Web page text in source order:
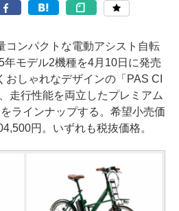
ンパクトな電動アシスト自転
年モデル2機種を4月10日に発売
しゃれなデザインの「PAS CI
走行性能を両立したプレミアム
ラインナップする。希望小売価
円。いずれも税抜価格。